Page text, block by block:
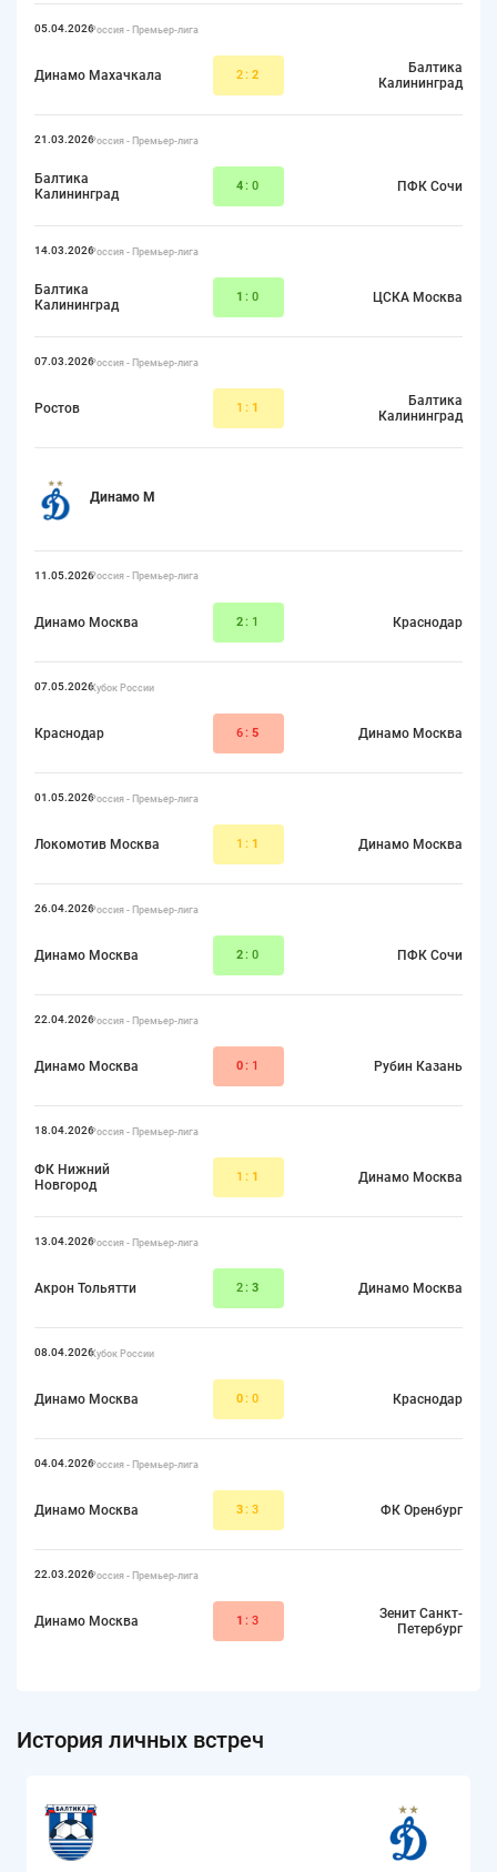
05.04.2026Россия - Премьер-лига
Динамо Махачкала 2: 2
Балтика
Калининград
21.03.2026Россия - Премьер-лига
Балтика
Калининград
4:0 ПФК Сочи
14.03.2026Россия - Премьер-лига
Балтика
Калининград
1:0 ЦСКА Москва
07.03.2026Россия - Премьер-лига
Ростов 1: 1
Балтика
Калининград
Динамо М
11.05.2026Россия - Премьер-лига
Динамо Москва 2:1 Краснодар
07.05.2026Кубок России
Краснодар 6: 5 Динамо Москва
01.05.2026Россия - Премьер-лига
Локомотив Москва 1: 1 Динамо Москва
26.04.2026Россия - Премьер-лига
Динамо Москва 2:0 ПФК Сочи
22.04.2026Россия - Премьер-лига
Динамо Москва 0:1 Рубин Казань
18.04.2026Россия - Премьер-лига
ФК Нижний
Новгород
1: 1 Динамо Москва
13.04.2026Россия - Премьер-лига
Акрон Тольятти 2: 3 Динамо Москва
08.04.2026Кубок России
Динамо Москва 0:0 Краснодар
04.04.2026Россия - Премьер-лига
Динамо Москва 3:3 ФК Оренбург
22.03.2026Россия - Премьер-лига
Динамо Москва 1:3
Зенит Санкт-
Петербург
История личных встреч